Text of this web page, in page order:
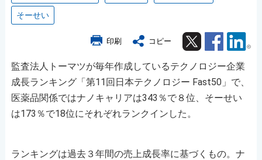
そーせい
印刷 コピー Twitter Facebook
監査法人トーマツが毎年作成しているテクノロジー企業
成長ランキング「第11回日本テクノロジー Fast50」で、
医薬品関係ではナノキャリアは343％で８位、そーせい
は173％で18位にそれぞれランクインした。
ランキングは過去３年間の売上成長率に基づくもの。ナ